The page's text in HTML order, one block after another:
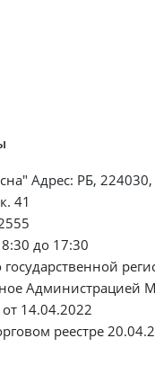
Адрес: РБ, 224030,
41
до 17:30
государственной
Администрацией
от 14.04.2022
реестре